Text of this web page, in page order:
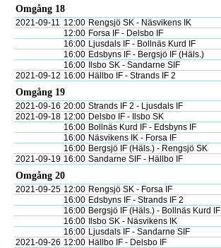
Omgång 18
2021-09-11 12:00 Rengsjö SK - Näsvikens IK
12:00 Forsa IF - Delsbo IF
16:00 Ljusdals IF - Bollnäs Kurd IF
16:00 Edsbyns IF - Bergsjö IF (Häls.)
16:00
Ilsbo SK - Sandarne SIF
2021-09-12 16:00 Hällbo IF - Strands IF 2
Omgång 19
2021-09-16 20:00 Strands IF 2 - Ljusdals IF
2021-09-18 12:00 Delsbo IF - Ilsbo SK
16:00 Bollnäs Kurd IF - Edsbyns IF
16:00 Näsvikens IK - Forsa IF
16:00 Bergsjö IF (Häls.) - Rengsjö SK
2021-09-19 16:00 Sandarne SIF - Hällbo IF
Omgång 20
2021-09-25 12:00 Rengsjö SK - Forsa IF
16:00 Edsbyns IF - Strands IF 2
16:00 Bergsjö IF (Häls.) - Bollnäs Kurd IF
16:00
Ilsbo SK - Näsvikens IK
16:00 Ljusdals IF - Sandarne SIF
2021-09-26 12:00 Hällbo IF - Delsbo IF